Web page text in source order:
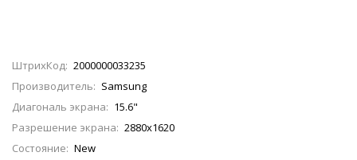
ШтрихКод: 2000000033235
Производитель: Samsung
Диагональ экрана: 15.6"
Разрешение экрана: 2880x1620
Состояние: New